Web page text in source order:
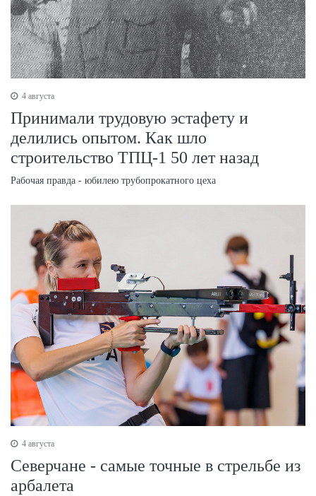
4 августа
Принимали трудовую эстафету и
делились опытом. Как шло
строительство ТПЦ-1 50 лет назад
Рабочая правда - юбилею трубопрокатного цеха
4 августа
Северчане - самые точные в стрельбе из
арбалета